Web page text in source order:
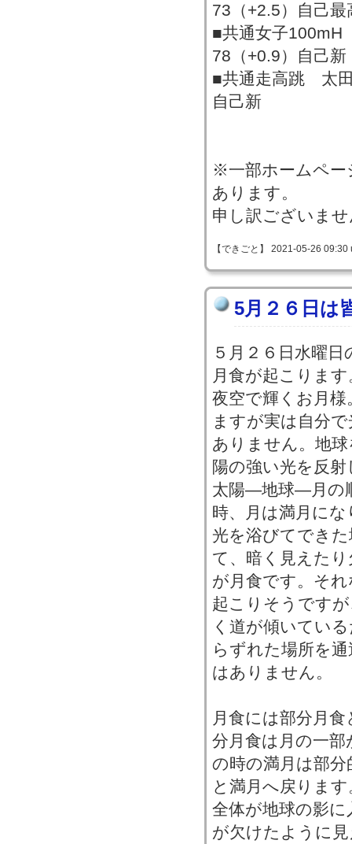
73（+2.5）自己最
■共通女子
78（+0.9）自己新
■共通走高跳 太
自己新
※一部ホームペー
あります。
申し訳ございま
【できごと】 2021-05-26
5月２６日は
５月２６日水曜
月食が起こります
夜空で輝くお月
ますが実は自分
ありません。地
陽の強い光を反
太陽―地球―月の
時、月は満月に
光を浴びてでき
て、暗く見えた
が月食です。そ
起こりそうです
く道が傾いてい
らずれた場所を
はありません。
月食には部分月
分月食は月の一
の時の満月は部
と満月へ戻りま
全体が地球の影
が欠けたように